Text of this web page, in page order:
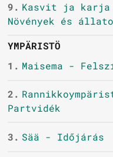
9. Kasvit ja
Növények és
YMPÄRISTÖ
1. Maisema -
2.
Partvidék
3. Sää - Időjárás